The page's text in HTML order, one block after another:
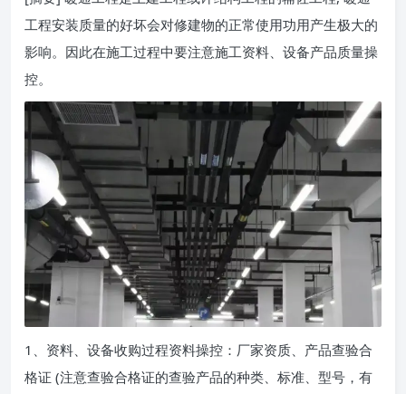
工程安装质量的好坏会对修建物的正常使用功用产生极大的
影响。因此在施工过程中要注意施工资料、设备产品质量操
控。
1、资料、设备收购过程资料操控：厂家资质、产品查验合
格证 (注意查验合格证的查验产品的种类、标准、型号，有